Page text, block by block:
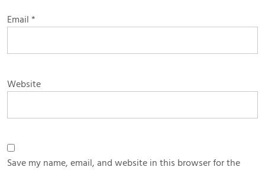
Email *
Website
Save my name, email, and website in this browser for the